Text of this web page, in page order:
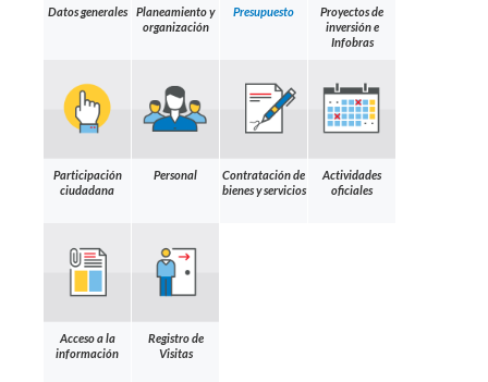
Datos generales
Planeamiento y
organización
Presupuesto
Proyectos de
inversión e
Infobras
Participación
ciudadana
Personal
Contratación de
bienes y servicios
Actividades
oficiales
Acceso a la
información
Registro de
Visitas